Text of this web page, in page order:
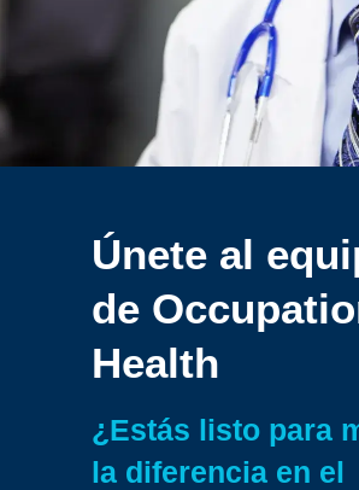
Únete al
de
Health
¿Estás listo para
la diferencia en el